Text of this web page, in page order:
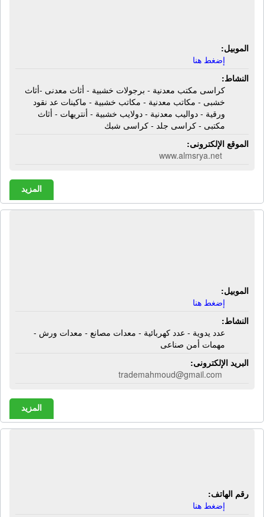
الموبيل:
إضغط هنا
النشاط:
كراسى مكتب معدنية - برجولات خشبية - أثاث معدنى -أثاث
خشبى - مكاتب معدنية - مكاتب خشبية - ماكينات عد نقود
ورقية - دواليب معدنية - دولايب خشبية - أنتريهات - أثاث
مكتبى - كراسى جلد - كراسى شبك
الموقع الإلكترونى:
www.almsrya.net
المزيد
الموبيل:
إضغط هنا
النشاط:
عدد يدوية - عدد كهربائية - معدات مصانع - معدات ورش -
مهمات أمن صناعى
البريد الإلكترونى:
trademahmoud@gmail.com
المزيد
رقم الهاتف:
إضغط هنا